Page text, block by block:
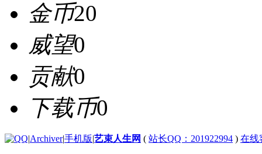
金币20
威望0
贡献0
下载币0
|Archiver|手机版|艺束人生网 ( 站长QQ：201922994 ) 在线